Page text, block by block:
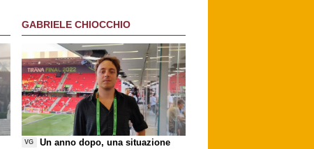
GABRIELE CHIOCCHIO
VG
Un anno dopo, una situazione